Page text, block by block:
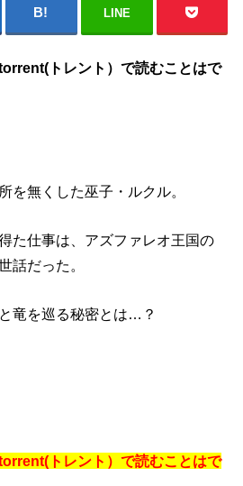
LINE
トレント）で読むことはで
を無くした巫子・ルクル。
た仕事は、アズファレオ王国の
話だった。
竜を巡る秘密とは…？
トレント）で読むことはで